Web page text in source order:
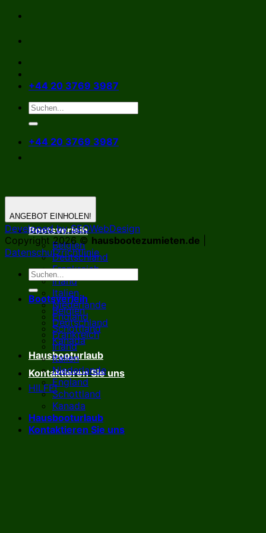
Zum
springen
+44 20 3769 3987
+44 20 3769 3987
Bootsverleih
Belgien
Deutschland
Frankreich
Irland
Italien
Niederlande
England
Schottland
Kanada
Hausbooturlaub
Kontaktieren Sie uns
HILFE!
ANGEBOT EINHOLEN!
Developed by SEOWebDesign
Copyright 2026 © hausbootezumieten.de
Datenschutzrichtlinie
Bootsverleih
Belgien
Deutschland
Frankreich
Irland
Italien
Niederlande
England
Schottland
Kanada
Hausbooturlaub
Kontaktieren Sie uns